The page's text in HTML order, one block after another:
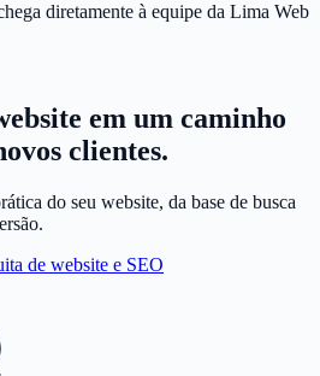
diretamente à equipe da Lima Web
em um caminho
clientes.
do seu website, da base de busca
de website e SEO